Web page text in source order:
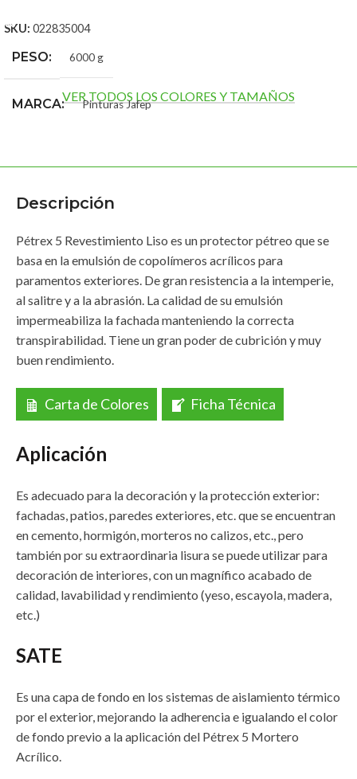
SKU: 022835004
PESO 6000 g
MARCA Pinturas Jafep
VER TODOS LOS COLORES Y TAMAÑOS
Descripción
Pétrex 5 Revestimiento Liso es un protector pétreo que se
basa en la emulsión de copolímeros acrílicos para
paramentos exteriores. De gran resistencia a la intemperie,
al salitre y a la abrasión. La calidad de su emulsión
impermeabiliza la fachada manteniendo la correcta
transpirabilidad. Tiene un gran poder de cubrición y muy
buen rendimiento.
Carta de Colores Ficha Técnica
Aplicación
Es adecuado para la decoración y la protección exterior:
fachadas, patios, paredes exteriores, etc. que se encuentran
en cemento, hormigón, morteros no calizos, etc., pero
también por su extraordinaria lisura se puede utilizar para
decoración de interiores, con un magnífico acabado de
calidad, lavabilidad y rendimiento (yeso, escayola, madera,
etc.)
SATE
Es una capa de fondo en los sistemas de aislamiento térmico
por el exterior, mejorando la adherencia e igualando el color
de fondo previo a la aplicación del Pétrex 5 Mortero
Acrílico.